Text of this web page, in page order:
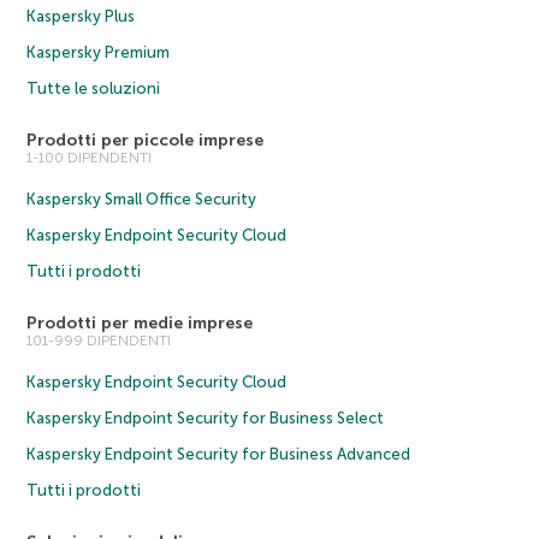
Kaspersky Plus
Kaspersky Premium
Tutte le soluzioni
Prodotti per piccole imprese
1-100 DIPENDENTI
Kaspersky Small Office Security
Kaspersky Endpoint Security Cloud
Tutti i prodotti
Prodotti per medie imprese
101-999 DIPENDENTI
Kaspersky Endpoint Security Cloud
Kaspersky Endpoint Security for Business Select
Kaspersky Endpoint Security for Business Advanced
Tutti i prodotti